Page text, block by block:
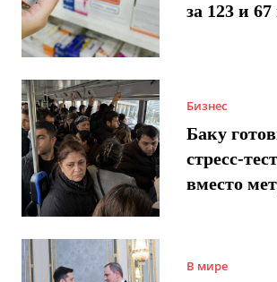
за 123 и
Бизнес
Баку
стресс-
вместо
В мире